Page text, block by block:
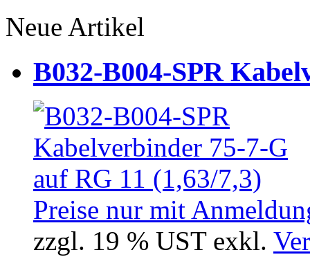
Neue Artikel
B032-B004-SPR
Preise nur mit
zzgl. 19 % UST exkl.